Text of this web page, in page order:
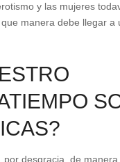
y las mujeres
manera debe llegar a
por desgracia, de